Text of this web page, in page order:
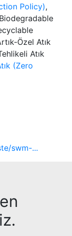
Policy),
Özel Atık
Atık
(Zero
swm-...